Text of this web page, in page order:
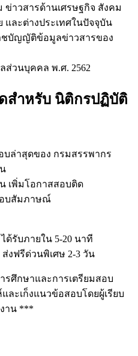
ข่าวสารด้านเศรษฐกิจ สังคม
และต่างประเทศในปัจจุบัน
ชบัญญัติข้อมูลข่าวสารของ
วนบุคคล พ.ศ. 2562
สำหรับ นิติกรปฏิบัติ
ล่าสุดของ กรมสรรพากร
เพิ่มโอกาสสอบติด
อบสัมภาษณ์
ด้รับภายใน 5-20 นาที
งฟรีด่วนพิเศษ 2-3 วัน
ศึกษาและการเตรียมสอบ
ละเก็งแนวข้อสอบโดยผู้เรียบ
าน ***